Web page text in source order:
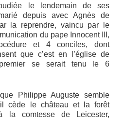
le lendemain de ses
depuis avec Agnès de
la reprendre, vaincu par le
du pape Innocent III,
et 4 conciles, dont
que c’est en l’église de
se serait tenu le 6
Philippe Auguste semble
il cède le château et la forêt
la comtesse de Leicester,